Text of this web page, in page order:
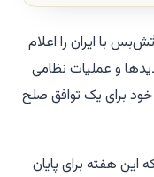
با ایران را اعلام
و عملیات نظامی
برای یک توافق صلح
این هفته برای پایان